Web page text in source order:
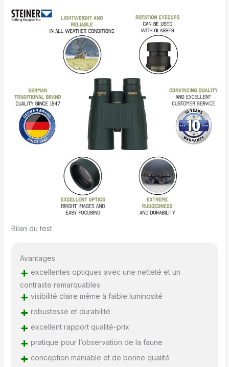
Bilan du test
Avantages
+ excellentes optiques avec une netteté et un
contraste remarquables
+ visibilité claire même à faible luminosité
+ robustesse et durabilité
+ excellent rapport qualité-prix
+ pratique pour l’observation de la faune
+ conception maniable et de bonne qualité